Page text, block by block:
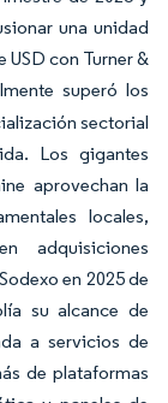
una unidad
con Turner &
superó los
sectorial
Los gigantes
aprovechan la
locales,
adquisiciones
en 2025 de
su alcance de
a servicios de
de plataformas